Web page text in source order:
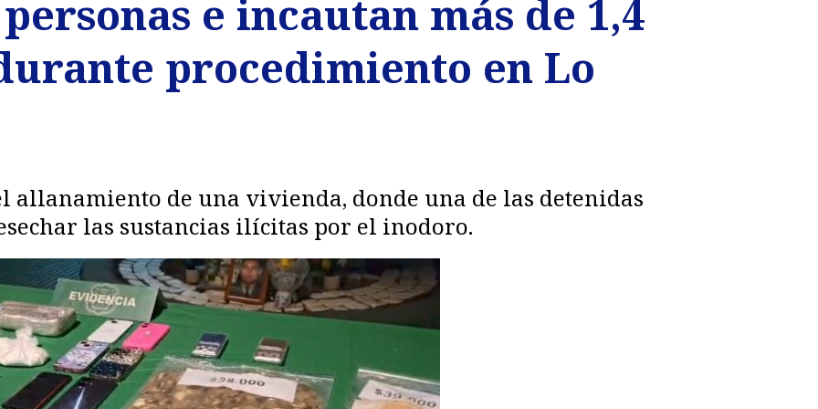
e incautan más de 1,4
procedimiento en Lo
de una vivienda, donde una de las detenidas
las sustancias ilícitas por el inodoro.